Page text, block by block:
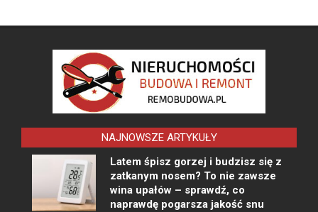
NAJNOWSZE ARTYKUŁY
Latem śpisz gorzej i budzisz się z
zatkanym nosem? To nie zawsze
wina upałów – sprawdź, co
naprawdę pogarsza jakość snu